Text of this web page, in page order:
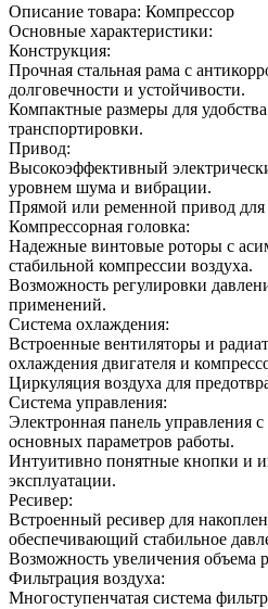
Описание товара: Компрессор
Основные характеристики:
Конструкция:
Прочная стальная рама с
долговечности и устойчивости.
Компактные размеры для
транспортировки.
Привод:
Высокоэффективный
уровнем шума и вибрации.
Прямой или ременной привод
Компрессорная головка:
Надежные винтовые роторы с
стабильной компрессии воздуха.
Возможность регулировки
применений.
Система охлаждения:
Встроенные вентиляторы и
охлаждения двигателя и
Циркуляция воздуха для
Система управления:
Электронная панель управления
основных параметров работы.
Интуитивно понятные кнопки и
эксплуатации.
Ресивер:
Встроенный ресивер для
обеспечивающий стабильное
Возможность увеличения объема
Фильтрация воздуха:
Многоступенчатая система